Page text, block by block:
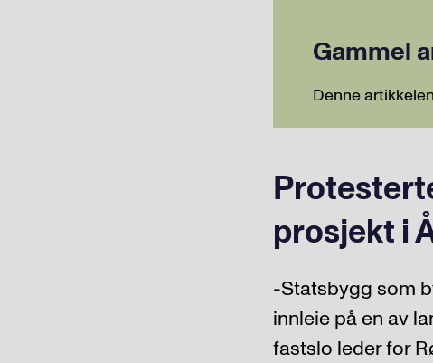
Gammel
Denne
prosjekt i
-Statsbygg som
innleie på en av
fastslo leder for